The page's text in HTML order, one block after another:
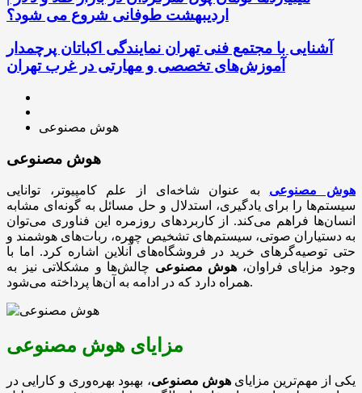
اردیبهشت طوفانی شروع می شود؟
آشنایی با مجتمع فنی تهران نمایندگی اکباتان پرچمدار
آموزش‌های تخصصی و مهارتی در غرب تهران
هوش مصنوعی
هوش مصنوعی
هوش مصنوعی به عنوان شاخه‌ای از علم کامپیوتر، توانایی
سیستم‌ها را برای یادگیری، استدلال و حل مسائل به گونه‌ای مشابه
انسان‌ها فراهم می‌کند. از کاربردهای روزمره این فناوری می‌توان
به دستیاران صوتی، سیستم‌های تشخیص چهره، ربات‌های هوشمند و
حتی توصیه‌گرهای خرید در فروشگاه‌های آنلاین اشاره کرد. اما با
وجود مزایای فراوان، هوش مصنوعی چالش‌ها و مشکلاتی نیز به
همراه دارد که در ادامه به آن‌ها پرداخته می‌شود.
مزایای هوش مصنوعی
یکی از مهم‌ترین مزایایهوش مصنوعی، بهبود بهره‌وری و کارایی در